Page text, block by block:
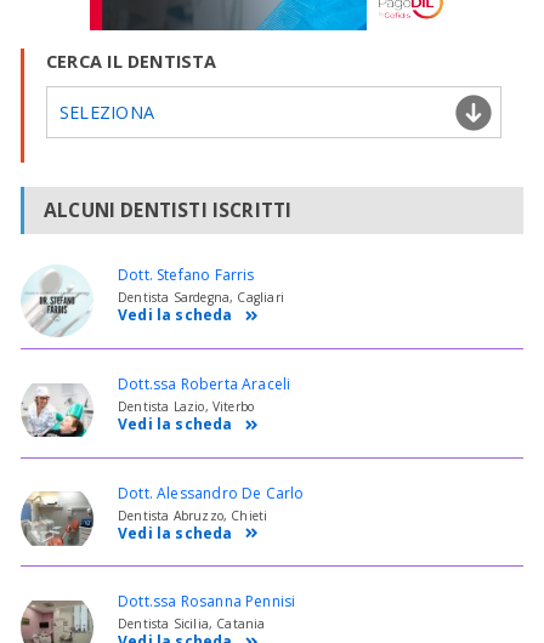
CERCA IL DENTISTA
SELEZIONA
ALCUNI DENTISTI ISCRITTI
Dott. Stefano Farris
Dentista Sardegna, Cagliari
Vedi la scheda
Dott.ssa Roberta Araceli
Dentista Lazio, Viterbo
Vedi la scheda
Dott. Alessandro De Carlo
Dentista Abruzzo, Chieti
Vedi la scheda
Dott.ssa Rosanna Pennisi
Dentista Sicilia, Catania